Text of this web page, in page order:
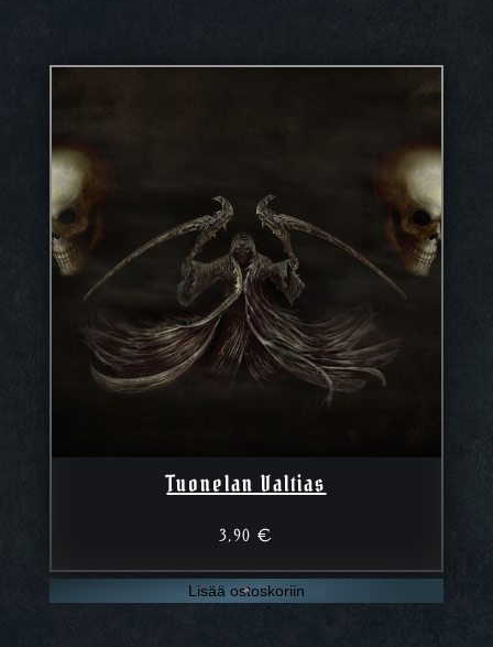
Tuonelan Valtias
3,90€
Lisää ostoskoriin